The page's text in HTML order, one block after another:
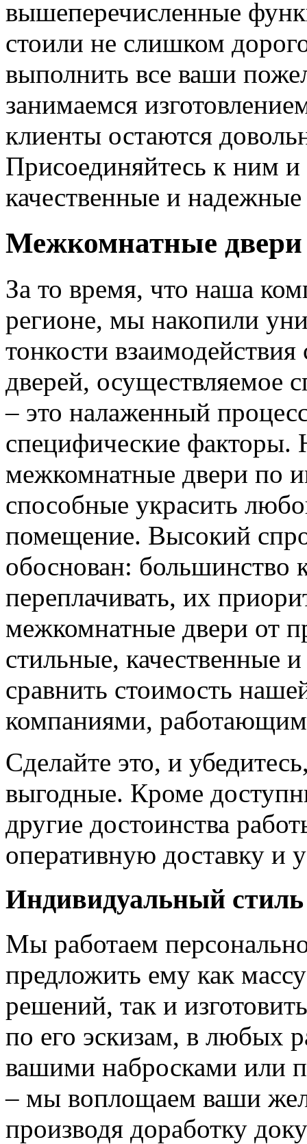
вышеперечисленные
стоили не слишком
выполнить все ваши
занимаемся
клиенты остаются
Присоединяйтесь к ним
качественные и
Межкомнатные двери
За то время, что наша
регионе, мы накопили
тонкости
дверей, осуществляемое
– это налаженный
специфические
межкомнатные двери по
способные украсить
помещение. Высокий
обоснован: большинство
переплачивать, их
межкомнатные двери от
стильные, качественные
сравнить стоимость
компаниями,
Сделайте это, и
выгодные. Кроме
другие достоинства
оперативную доставку и
Индивидуальный стиль
Мы работаем
предложить ему как
решений, так и
по его эскизам, в любых
вашими набросками или
– мы воплощаем ваши
производя доработку